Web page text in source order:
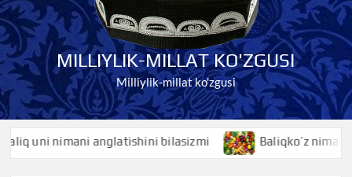
MILLIYLIK-MILLAT KO'ZGUSI
Milliylik-millat ko'zgusi
nimani anglatishini bilasizmi Baliqko’z nimani